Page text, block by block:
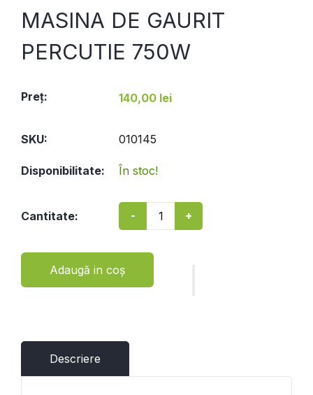
MASINA DE GAURIT
PERCUTIE 750W
Preţ: 140,00 lei
SKU: 010145
Disponibilitate: În stoc!
Cantitate: - +
Adaugă in coş
Descriere